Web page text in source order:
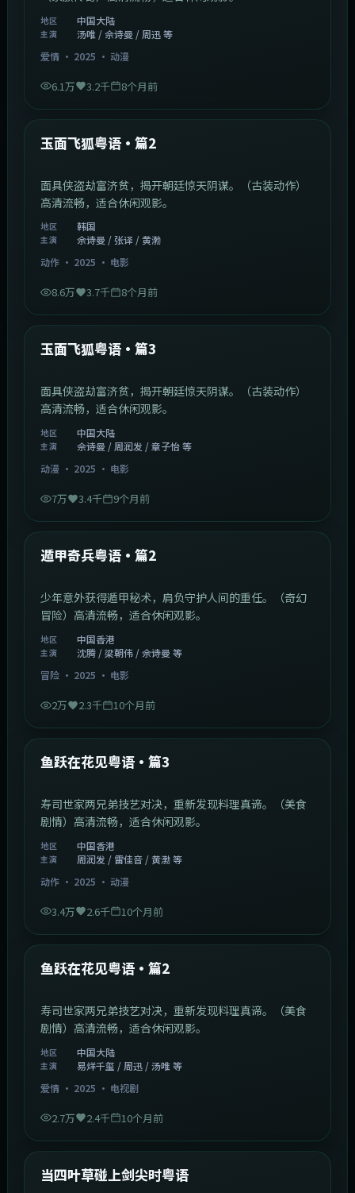
地区 中国大陆
主演
汤唯 / 佘诗曼 / 周迅 等
爱情· 2025 · 动漫
6.1万 3.2千 8个月前
最新
玉面飞狐粤语·篇2
面具侠盗劫富济贫，揭开朝廷惊天阴谋。（古装动作）
高清流畅，适合休闲观影。
地区 韩国
主演
佘诗曼 / 张译 / 黄渤
动作· 2025 · 电影
8.6万 3.7千 8个月前
最新
玉面飞狐粤语·篇3
面具侠盗劫富济贫，揭开朝廷惊天阴谋。（古装动作）
高清流畅，适合休闲观影。
地区 中国大陆
主演
佘诗曼 / 周润发 / 章子怡 等
动漫 · 2025 · 电影
7万 3.4千 9个月前
最新
遁甲奇兵粤语·篇2
少年意外获得遁甲秘术，肩负守护人间的重任。（奇幻
冒险）高清流畅，适合休闲观影。
地区 中国香港
主演
沈腾 / 梁朝伟 / 佘诗曼 等
冒险· 2025 · 电影
2万 2.3千 10个月前
最新
鱼跃在花见粤语·篇3
寿司世家两兄弟技艺对决，重新发现料理真谛。（美食
剧情）高清流畅，适合休闲观影。
地区 中国香港
主演
周润发 / 雷佳音 / 黄渤 等
动作· 2025 · 动漫
3.4万 2.6千 10个月前
最新
鱼跃在花见粤语·篇2
寿司世家两兄弟技艺对决，重新发现料理真谛。（美食
剧情）高清流畅，适合休闲观影。
地区 中国大陆
主演
易烊千玺 / 周迅 / 汤唯 等
爱情· 2025 · 电视剧
2.7万 2.4千 10个月前
最新
当四叶草碰上剑尖时粤语